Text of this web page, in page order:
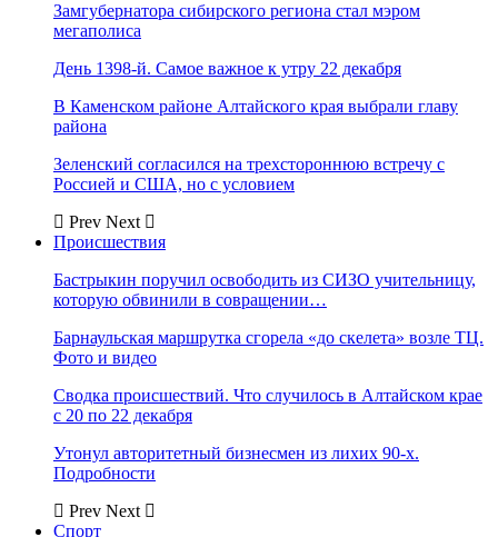
Замгубернатора сибирского региона стал мэром
мегаполиса
День 1398-й. Самое важное к утру 22 декабря
В Каменском районе Алтайского края выбрали главу
района
Зеленский согласился на трехстороннюю встречу с
Россией и США, но с условием
Prev Next
Происшествия
Бастрыкин поручил освободить из СИЗО учительницу,
которую обвинили в совращении…
Барнаульская маршрутка сгорела «до скелета» возле ТЦ.
Фото и видео
Сводка происшествий. Что случилось в Алтайском крае
с 20 по 22 декабря
Утонул авторитетный бизнесмен из лихих 90-х.
Подробности
Prev Next
Спорт